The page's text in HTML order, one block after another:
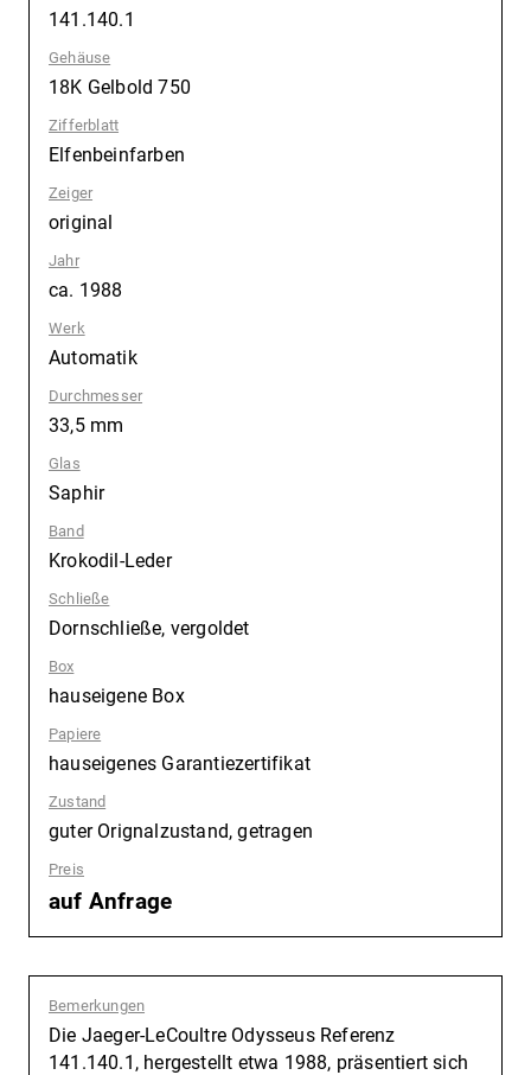
141.140.1
Gehäuse
18K Gelbold 750
Zifferblatt
Elfenbeinfarben
Zeiger
original
Jahr:
ca. 1988
Werk
Automatik
Durchmesser
33,5 mm
Glas
Saphir
Band
Krokodil-Leder
Schließe
Dornschließe, vergoldet
Box
hauseigene Box
Papiere
hauseigenes Garantiezertifikat
Zustand
guter Orignalzustand, getragen
Preis
auf Anfrage
Bemerkungen
Die Jaeger-LeCoultre Odysseus Referenz
141.140.1, hergestellt etwa 1988, präsentiert sich